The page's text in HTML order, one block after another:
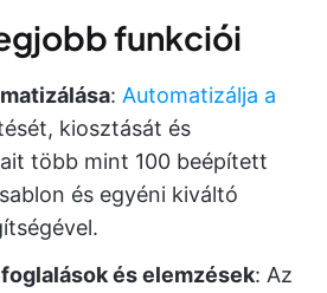
funkciói
: Automatizálja a
kiosztását és
több mint 100 beépített
és egyéni kiváltó
és elemzések: Az